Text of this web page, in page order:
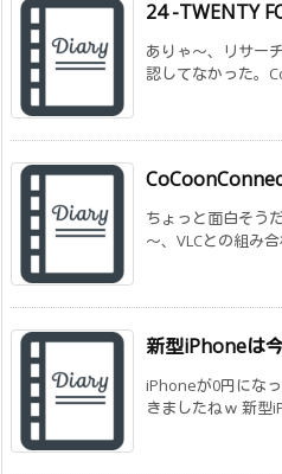
24 -TWENTY
ありゃ～、リサー
認してなかった。
ちょっと面白そう
～、VLCとの組み
新型iPhoneは
iPhoneが0円にな
きましたねｗ 新型